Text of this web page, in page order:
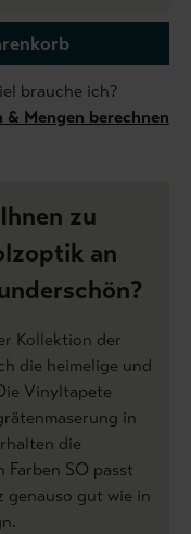
brauche ich?
& Mengen berechnen
zu
an
Kollektion der
die heimelige und
Vinyltapete
in
die
SO passt
genauso gut wie in